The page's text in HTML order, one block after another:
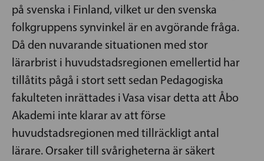
på svenska i Finland, vilket ur den svenska
folkgruppens synvinkel är en avgörande fråga.
Då den nuvarande situationen med stor
lärarbrist i huvudstadsregionen emellertid har
tillåtits pågå i stort sett sedan Pedagogiska
fakulteten inrättades i Vasa visar detta att Åbo
Akademi inte klarar av att förse
huvudstadsregionen med tillräckligt antal
lärare. Orsaker till svårigheterna är säkert